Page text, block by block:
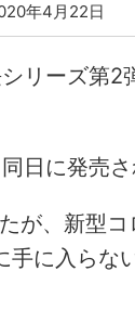
年4月22日
リーズ第2
日に発売さ
が、新型コ
手に入らな